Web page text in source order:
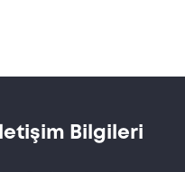
İletişim Bilgileri